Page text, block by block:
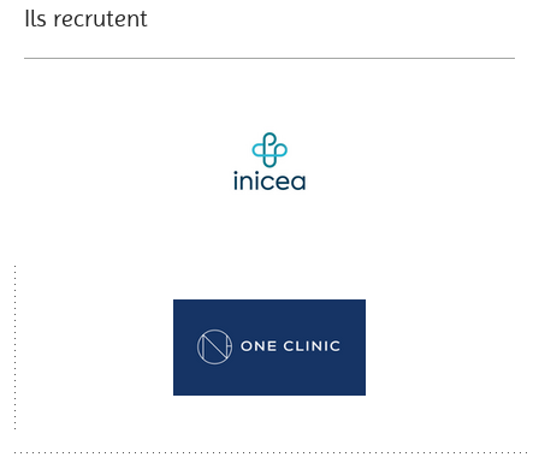
Ils recrutent